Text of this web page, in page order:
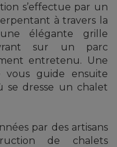
s’effectue par un
à travers la
élégante grille
sur un parc
entretenu. Une
vous guide ensuite
dresse un chalet
par des artisans
de chalets